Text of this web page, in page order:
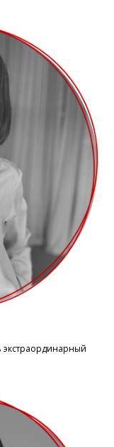
экстраординарный